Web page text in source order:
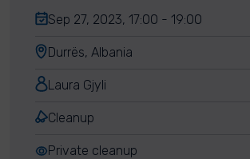
Sep 27, 2023, 17:00 - 19:00
Durrës, Albania
Laura Gjyli
Cleanup
Private cleanup